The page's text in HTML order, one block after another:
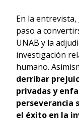
En la
paso a
UNAB y la
investigación
humano.
derribar
privadas y
perseverancia
el éxito en la